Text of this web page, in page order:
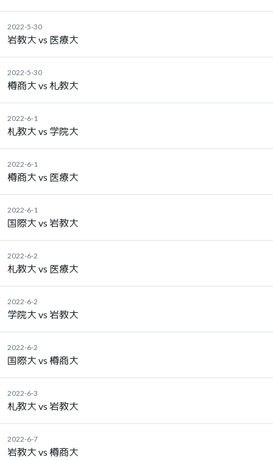
2022-5-30
岩教大 vs 医療大
2022-5-30
樽商大 vs 札教大
2022-6-1
札教大 vs 学院大
2022-6-1
樽商大 vs 医療大
2022-6-1
国際大 vs 岩教大
2022-6-2
札教大 vs 医療大
2022-6-2
学院大 vs 岩教大
2022-6-2
国際大 vs 樽商大
2022-6-3
札教大 vs 岩教大
2022-6-7
岩教大 vs 樽商大